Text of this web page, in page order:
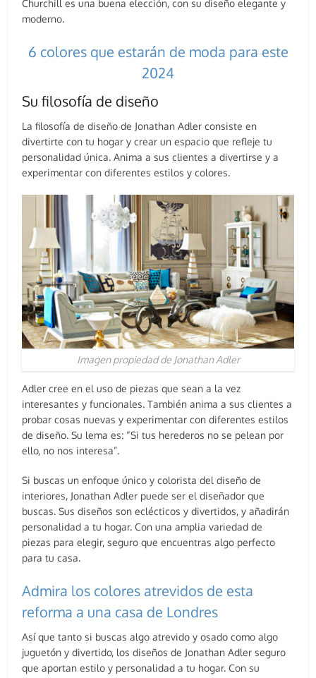
Churchill es una buena elección, con su diseño elegante y
moderno.
6 colores que estarán de moda para este
2024
Su filosofía de diseño
La filosofía de diseño de Jonathan Adler consiste en
divertirte con tu hogar y crear un espacio que refleje tu
personalidad única. Anima a sus clientes a divertirse y a
experimentar con diferentes estilos y colores.
Imagen propiedad de Jonathan Adler
Adler cree en el uso de piezas que sean a la vez
interesantes y funcionales. También anima a sus clientes a
probar cosas nuevas y experimentar con diferentes estilos
de diseño. Su lema es: “Si tus herederos no se pelean por
ello, no nos interesa”.
Si buscas un enfoque único y colorista del diseño de
interiores, Jonathan Adler puede ser el diseñador que
buscas. Sus diseños son eclécticos y divertidos, y añadirán
personalidad a tu hogar. Con una amplia variedad de
piezas para elegir, seguro que encuentras algo perfecto
para tu casa.
Admira los colores atrevidos de esta
reforma a una casa de Londres
Así que tanto si buscas algo atrevido y osado como algo
juguetón y divertido, los diseños de Jonathan Adler seguro
que aportan estilo y personalidad a tu hogar. Con su